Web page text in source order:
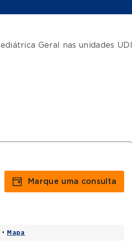
Geral nas unidades UDI
Mapa
Marque uma consulta